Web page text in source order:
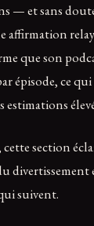
— et sans
affirmation
que son
épisode, ce
estimations
section
divertissement
suivent.